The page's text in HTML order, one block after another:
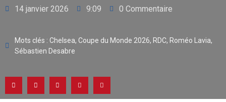
14 janvier 2026 9:09 0 Commentaire
Mots clés : Chelsea, Coupe du Monde 2026, RDC, Roméo Lavia,
Sébastien Desabre